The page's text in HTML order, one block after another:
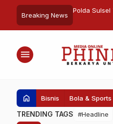
Breaking News
Polda Sulsel Tindak Ribuan
Pelanggar Lalu Lintas
menu
home Bisnis Bola & Sports
TRENDING TAGS #Headline